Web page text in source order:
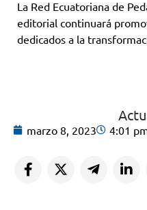
La Red Ecuatoriana de
editorial continuará
dedicados a la
marzo 8, 2023 4:01